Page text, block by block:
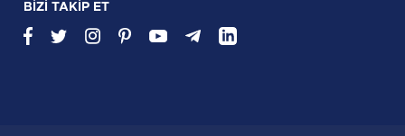
BİZİ TAKİP ET